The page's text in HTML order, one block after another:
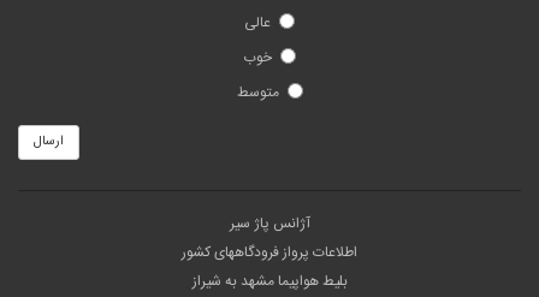
عالی
خوب
متوسط
ارسال
آژانس پاژ سیر
اطلاعات پرواز فرودگاههای کشور
بلیط هواپیما مشهد به شیراز